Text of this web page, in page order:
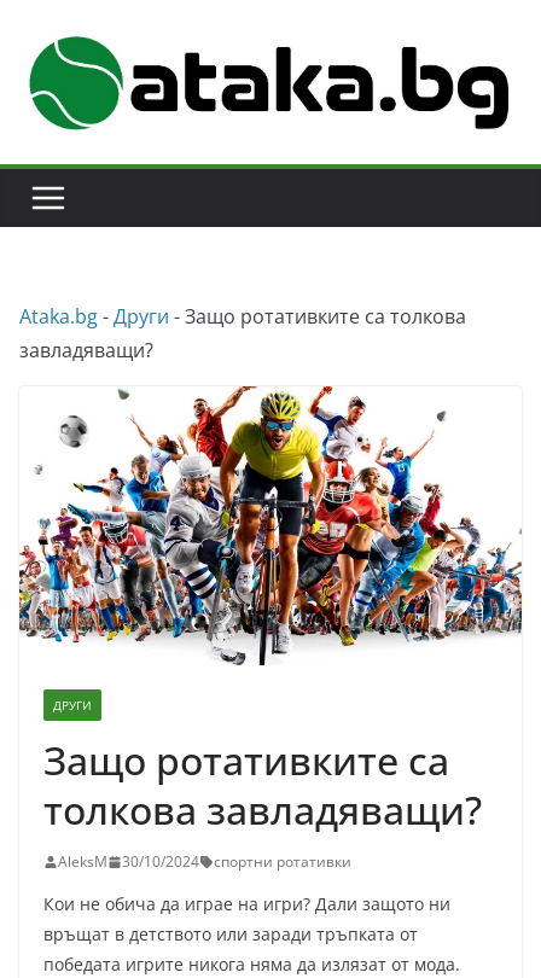
content
Аtaka.bg-Други -Защо ротативките са толкова
завладяващи?
ДРУГИ
Защо ротативките са
толкова завладяващи?
AleksM 30/10/2024 спортни ротативки
Кои не обича да играе на игри? Дали защото ни
връщат в детството или заради тръпката от
победата игрите никога няма да излязат от мода.